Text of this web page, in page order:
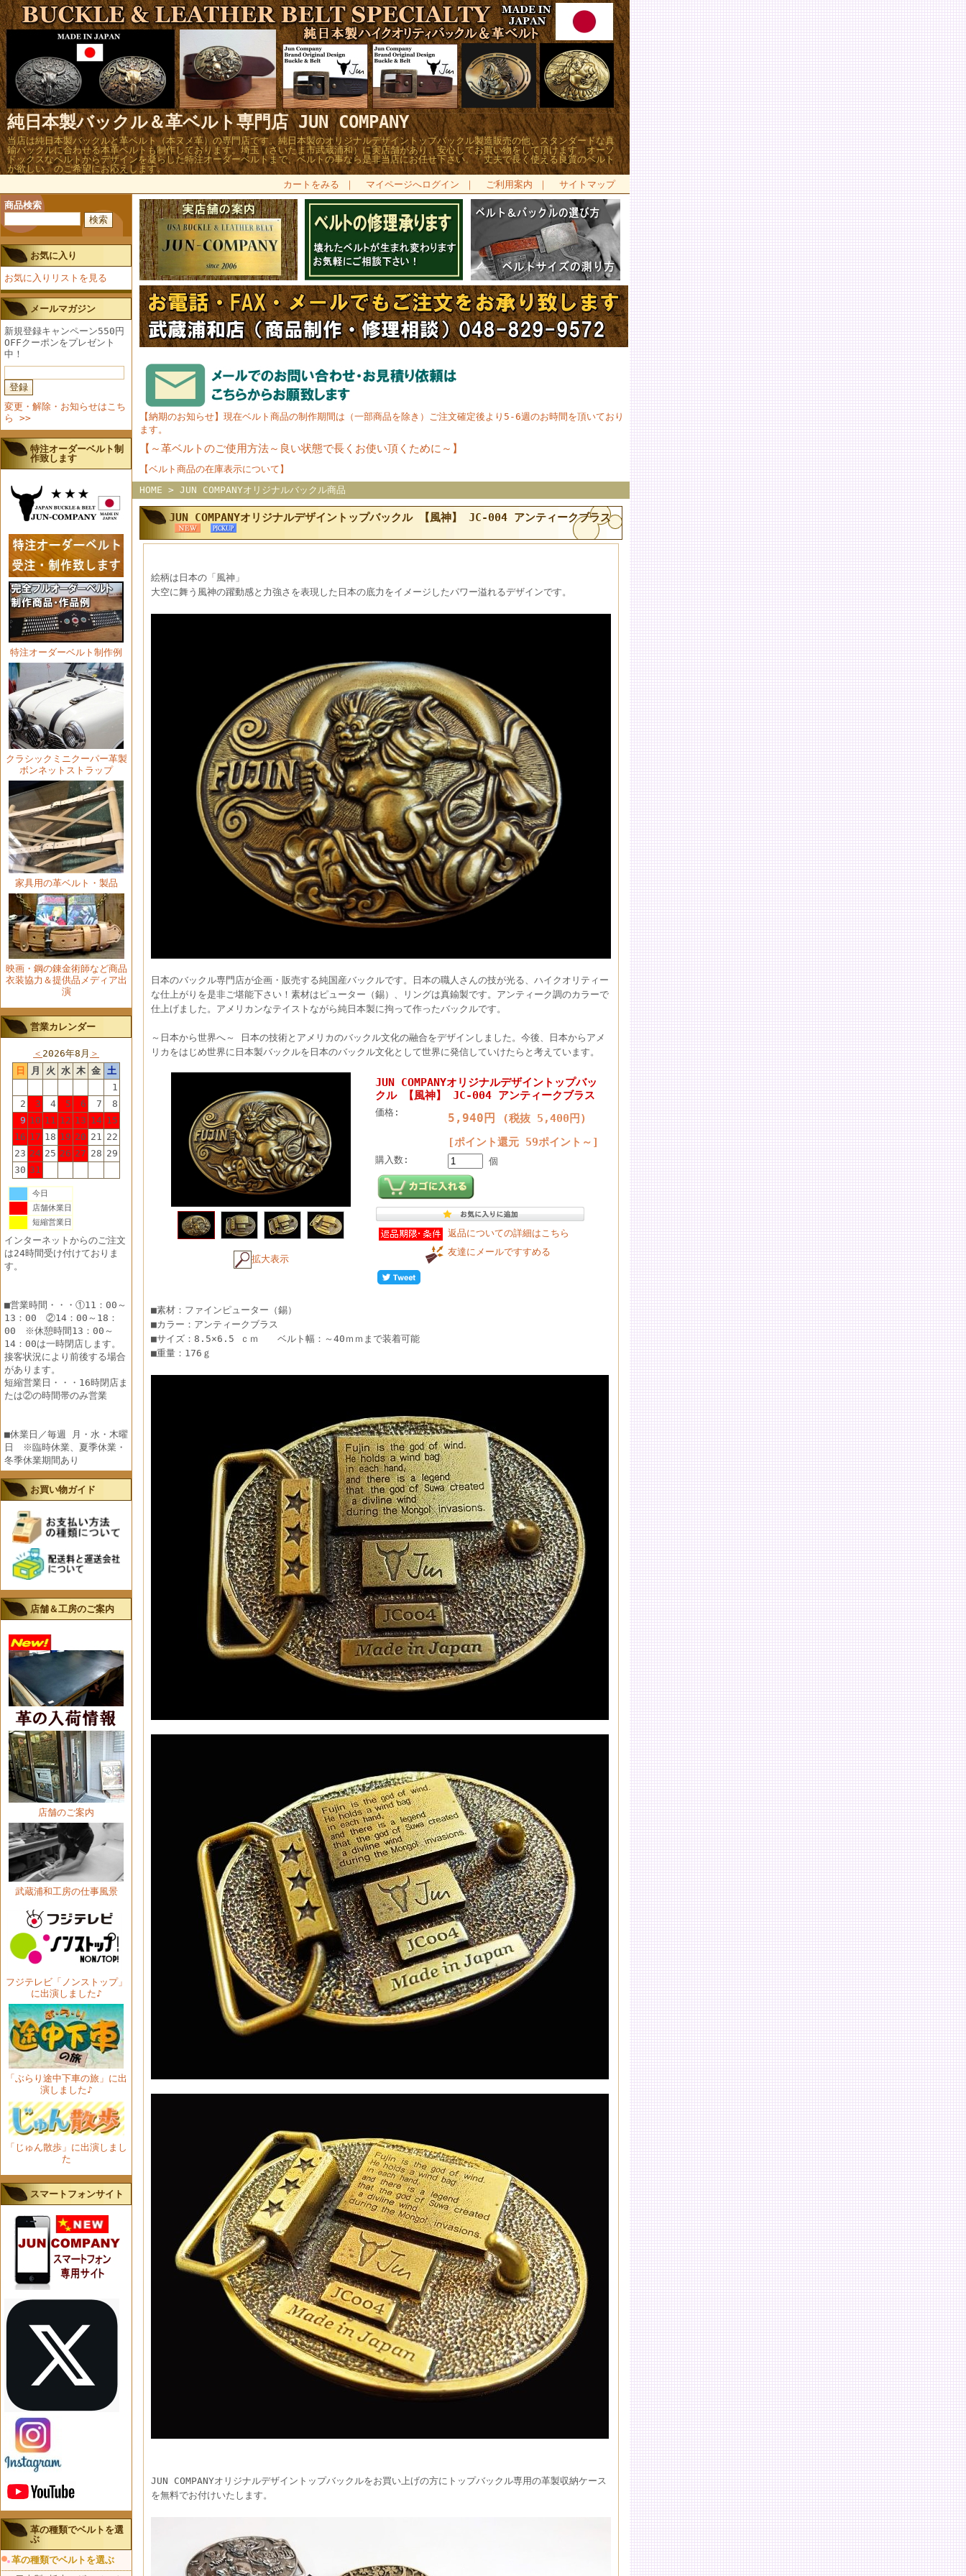
純日本製バックル＆革ベルト専門店 JUN COMPANY
当店は純日本製バックルと革ベルト（本ヌメ革）の専門店です。純日本製のオリジナルデザイントップバックル製造販売の他、スタンダードな真
鍮バックルに合わせる本革ベルトも制作しております。埼玉（さいたま市武蔵浦和）に実店舗があり、安心してお買い物をして頂けます。オーソ
ドックスなベルトからデザインを凝らした特注オーダーベルトまで、ベルトの事なら是非当店にお任せ下さい。「丈夫で長く使える良質のベルト
が欲しい」のご希望にお応えします。
カートをみる ｜ マイページへログイン ｜ ご利用案内 ｜
サイトマップ
商品検索
お気に入り
お気に入りリストを見る
メールマガジン
新規登録キャンペーン550円
OFFクーポンをプレゼント
中！
変更・解除・お知らせはこち
ら >>
特注オーダーベルト制
作致します
特注オーダーベルト制作例
クラシックミニクーパー革製
ボンネットストラップ
家具用の革ベルト・製品
映画・鋼の錬金術師など商品
衣装協力＆提供品メディア出
演
営業カレンダー
＜ 2026年8月 ＞
日
月 火 水 木 金 土
1
2
3 4 5 6 7
8
9 10 11 12 13 14 15
16 17 18 19 20 21 22
23 24 25 26 27 28 29
30 31
今日
店舗休業日
短縮営業日
インターネットからのご注文
は24時間受け付けておりま
す。
■営業時間・・・①11：00～
13：00 ②14：00～18：
00 ※休憩時間13：00～
14：00は一時閉店します。
接客状況により前後する場合
があります。
短縮営業日・・・16時閉店ま
たは②の時間帯のみ営業
■休業日／毎週 月・水・木曜
日 ※臨時休業、夏季休業・
冬季休業期間あり
お買い物ガイド
店舗＆工房のご案内
店舗のご案内
武蔵浦和工房の仕事風景
フジテレビ「ノンストップ」
に出演しました♪
「ぶらり途中下車の旅」に出
演しました♪
「じゅん散歩」に出演しまし
た
スマートフォンサイト
革の種類でベルトを選
ぶ
革の種類でベルトを選ぶ
【納期のお知らせ】現在ベルト商品の制作期間は（一部商品を除き）ご注文確定後より5-6週のお時間を頂いており
ます。
【～革ベルトのご使用方法～良い状態で長くお使い頂くために～ 】
【ベルト商品の在庫表示について】
HOME > JUN COMPANYオリジナルバックル商品
JUN COMPANYオリジナルデザイントップバックル 【風神】 JC-004 アンティークブラス
絵柄は日本の「風神」
大空に舞う風神の躍動感と力強さを表現した日本の底力をイメージしたパワー溢れるデザインです。
日本のバックル専門店が企画・販売する純国産バックルです。日本の職人さんの技が光る、ハイクオリティー
な仕上がりを是非ご堪能下さい！素材はピューター（錫）、リングは真鍮製です。アンティーク調のカラーで
仕上げました。アメリカンなテイストながら純日本製に拘って作ったバックルです。
～日本から世界へ～ 日本の技術とアメリカのバックル文化の融合をデザインしました。今後、日本からアメ
リカをはじめ世界に日本製バックルを日本のバックル文化として世界に発信していけたらと考えています。
拡大表示
JUN COMPANYオリジナルデザイントップバッ
クル 【風神】 JC-004 アンティークブラス
価格: 5,940円
(税抜 5,400円)
[ポイント還元 59ポイント～]
購入数: 個
返品についての詳細はこちら
友達にメールですすめる
■素材：ファインピューター（錫）
■カラー：アンティークブラス
■サイズ：8.5×6.5 ｃｍ ベルト幅：～40ｍｍまで装着可能
■重量：176ｇ
JUN COMPANYオリジナルデザイントップバックルをお買い上げの方にトップバックル専用の革製収納ケース
を無料でお付けいたします。